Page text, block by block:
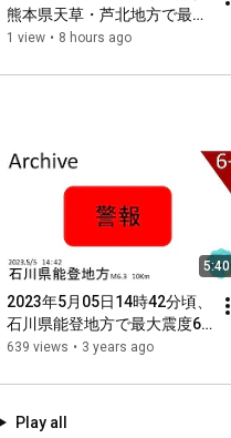
熊本県天草・芦北地方で最大
震度3を観測した地震【切り
フト】
1 view • 8 hours ago
5:40
2023年5月05日14時42分頃、
石川県能登地方で最大震度6
強を観測した大きな地震【切
シフト】【地震速報作動の瞬
間】
639 views • 3 years ago
Play all